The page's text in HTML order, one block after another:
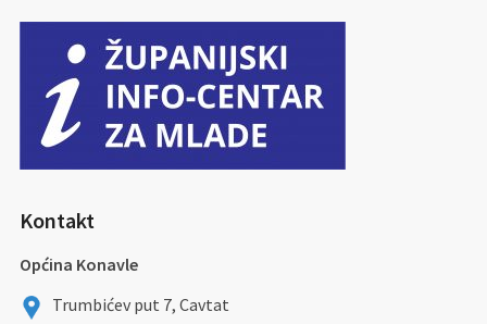
Kontakt
Općina Konavle
Trumbićev put 7, Cavtat